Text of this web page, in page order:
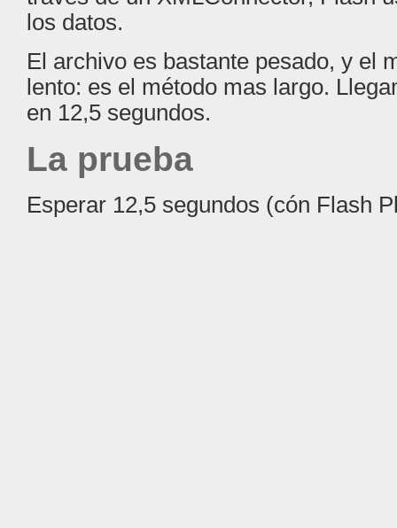
los datos.
El archivo es bastante pesado, y el
lento: es el método mas largo.
en 12,5 segundos.
La prueba
Esperar 12,5 segundos (cón Flash